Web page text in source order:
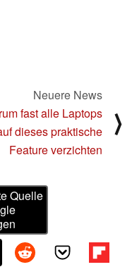
Neuere News
fast alle Laptops
dieses praktische
Feature verzichten
⟩
Quelle